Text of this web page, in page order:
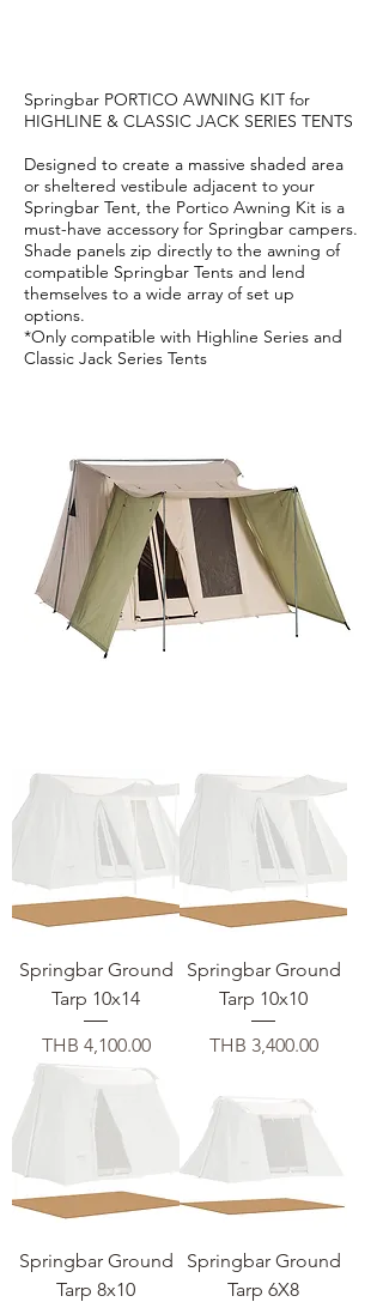
Springbar PORTICO AWNING KIT for
HIGHLINE & CLASSIC JACK SERIES TENTS
Designed to create a massive shaded area
or sheltered vestibule adjacent to your
Springbar Tent, the Portico Awning Kit is a
must-have accessory for Springbar campers.
Shade panels zip directly to the awning of
compatible Springbar Tents and lend
themselves to a wide array of set up
options.
*Only compatible with Highline Series and
Classic Jack Series Tents
Springbar Ground
Tarp 10x14
Price
THB 4,100.00
Springbar Ground
Tarp 10x10
Price
THB 3,400.00
Springbar Ground
Tarp 8x10
Springbar Ground
Tarp 6X8